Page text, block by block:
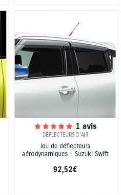
1 avis
DÉFLECTEURS D'AIR
Jeu de déflecteurs
aérodynamiques - Suzuki Swift
92,52 €